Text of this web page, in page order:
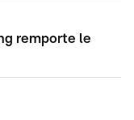
remporte le